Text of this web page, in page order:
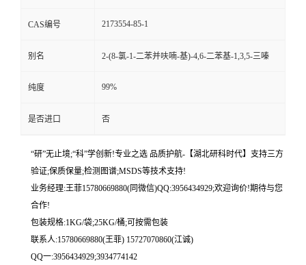
CAS编号 2173554-85-1
别名 2-(8-氯-1-二苯并呋喃-基)-4,6-二苯基-1,3,5-三嗪
纯度 99%
是否进口 否
“研”无止境;“科”学创新!专业之选 品质护航-【湖北研科时代】支持三方
验证;保质保量;检测图谱;MSDS等技术支持!
业务经理:王菲15780669880(同微信)QQ:3956434929;欢迎询价!期待与您
合作!
包装规格:1KG/袋;25KG/桶;可按需包装
联系人:15780669880(王菲) 15727070860(江诚)
QQ一:3956434929;3934774142